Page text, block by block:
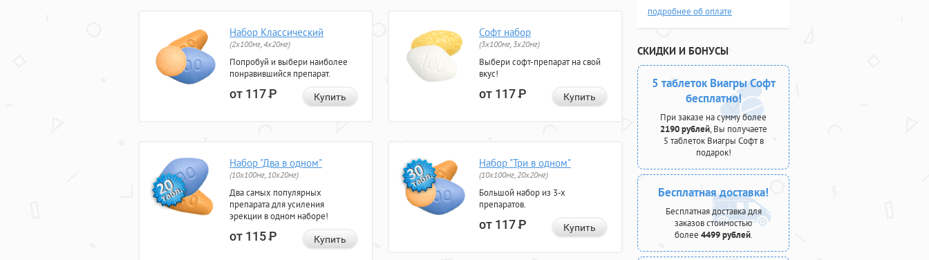
Набор Классический
(2x100мг, 4x20мг)
Попробуй и выбери наиболее
понравившийся препарат.
от 117Р Купить
Софт набор
(3x100мг, 3x20мг)
Выбери софт-препарат на свой
вкус!
от 117Р Купить
Набор "Два в одном"
(10x100мг, 10x20мг)
Два самых популярных
препарата для усиления
эрекции в одном наборе!
от 115Р Купить
Набор "Три в одном"
(10x100мг, 20x20мг)
Большой набор из 3-х
препаратов.
от 117Р Купить
подробнее об оплате
СКИДКИ И БОНУСЫ
5 таблеток Виагры Софт
бесплатно!
При заказе на сумму более
2190 рублей, Вы получаете
5 таблеток Виагры Софт в
подарок!
Бесплатная доставка!
Бесплатная доставка для
заказов стоимостью
более 4499 рублей.